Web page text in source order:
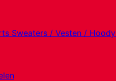
Sweaters / Vesten / Hoody